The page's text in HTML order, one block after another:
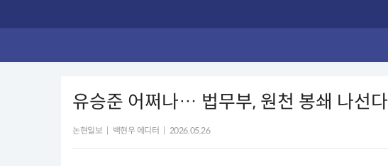
유승준 어쩌나… 법무부, 원천 봉쇄 나선다
논현일보 백현우 에디터 2026.05.26